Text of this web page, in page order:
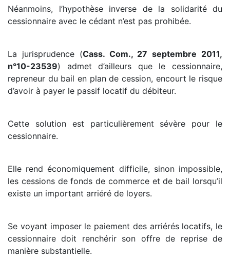
Néanmoins, l’hypothèse inverse de la solidarité du
cessionnaire avec le cédant n’est pas prohibée.
La jurisprudence (Cass. Com., 27 septembre 2011,
n°10-23539) admet d’ailleurs que le cessionnaire,
repreneur du bail en plan de cession, encourt le risque
d’avoir à payer le passif locatif du débiteur.
Cette solution est particulièrement sévère pour le
cessionnaire.
Elle rend économiquement difficile, sinon impossible,
les cessions de fonds de commerce et de bail lorsqu’il
existe un important arriéré de loyers.
Se voyant imposer le paiement des arriérés locatifs, le
cessionnaire doit renchérir son offre de reprise de
manière substantielle.